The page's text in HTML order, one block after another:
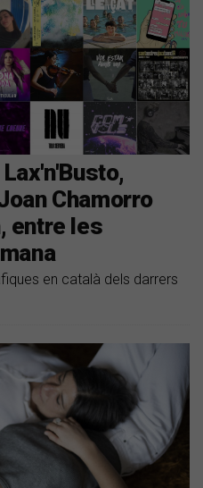
Chamorro
entre les
en català dels darrers